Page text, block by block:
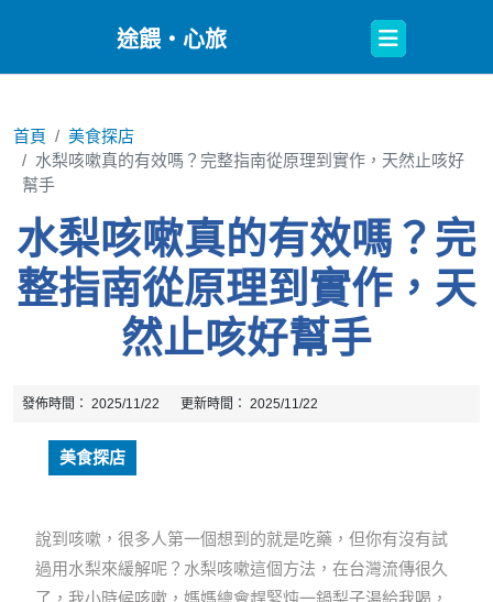
途餵・心旅
Open
Button
首頁
美食探店
水梨咳嗽真的有效嗎？完整指南從原理到實作，天然止咳好
幫手
水梨咳嗽真的有效嗎？完
整指南從原理到實作，天
然止咳好幫手
發佈時間： 2025/11/22 更新時間： 2025/11/22
美食探店
說到咳嗽，很多人第一個想到的就是吃藥，但你有沒有試
過用水梨來緩解呢？水梨咳嗽這個方法，在台灣流傳很久
了，我小時候咳嗽，媽媽總會趕緊炖一鍋梨子湯給我喝，